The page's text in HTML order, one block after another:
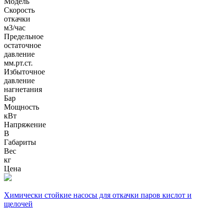
Cкорость
откачки
м3/час
Предельное
остаточное
давление
мм.рт.ст.
Избыточное
давление
нагнетания
Бар
Мощность
кВт
Напряжение
В
Габариты
Вес
кг
Цена
Химически стойкие насосы для откачки паров кислот и
щелочей